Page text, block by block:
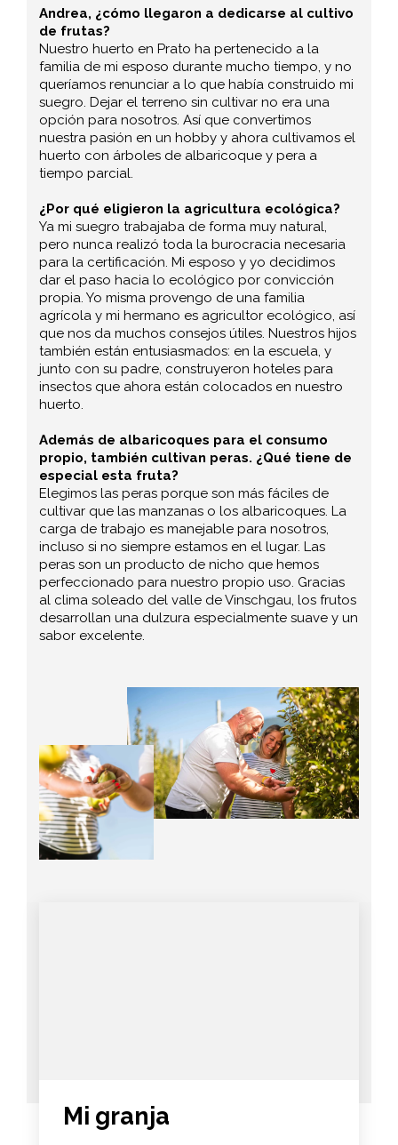
Andrea, ¿cómo llegaron a dedicarse al cultivo
de frutas?
Nuestro huerto en Prato ha pertenecido a la
familia de mi esposo durante mucho tiempo, y no
queríamos renunciar a lo que había construido mi
suegro. Dejar el terreno sin cultivar no era una
opción para nosotros. Así que convertimos
nuestra pasión en un hobby y ahora cultivamos el
huerto con árboles de albaricoque y pera a
tiempo parcial.
¿Por qué eligieron la agricultura ecológica?
Ya mi suegro trabajaba de forma muy natural,
pero nunca realizó toda la burocracia necesaria
para la certificación. Mi esposo y yo decidimos
dar el paso hacia lo ecológico por convicción
propia. Yo misma provengo de una familia
agrícola y mi hermano es agricultor ecológico, así
que nos da muchos consejos útiles. Nuestros hijos
también están entusiasmados: en la escuela, y
junto con su padre, construyeron hoteles para
insectos que ahora están colocados en nuestro
huerto.
Además de albaricoques para el consumo
propio, también cultivan peras. ¿Qué tiene de
especial esta fruta?
Elegimos las peras porque son más fáciles de
cultivar que las manzanas o los albaricoques. La
carga de trabajo es manejable para nosotros,
incluso si no siempre estamos en el lugar. Las
peras son un producto de nicho que hemos
perfeccionado para nuestro propio uso. Gracias
al clima soleado del valle de Vinschgau, los frutos
desarrollan una dulzura especialmente suave y un
sabor excelente.
Mi granja